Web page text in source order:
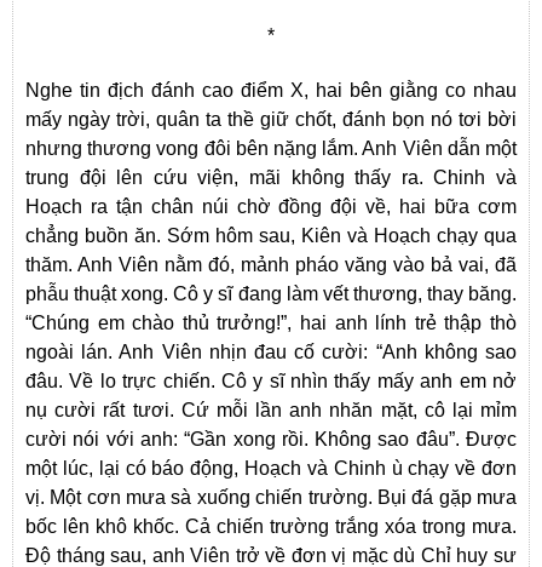
*
Nghe tin địch đánh cao điểm X, hai bên giằng co nhau
mấy ngày trời, quân ta thề giữ chốt, đánh bọn nó tơi bời
nhưng thương vong đôi bên nặng lắm. Anh Viên dẫn một
trung đội lên cứu viện, mãi không thấy ra. Chinh và
Hoạch ra tận chân núi chờ đồng đội về, hai bữa cơm
chẳng buồn ăn. Sớm hôm sau, Kiên và Hoạch chạy qua
thăm. Anh Viên nằm đó, mảnh pháo văng vào bả vai, đã
phẫu thuật xong. Cô y sĩ đang làm vết thương, thay băng.
“Chúng em chào thủ trưởng!”, hai anh lính trẻ thập thò
ngoài lán. Anh Viên nhịn đau cố cười: “Anh không sao
đâu. Về lo trực chiến. Cô y sĩ nhìn thấy mấy anh em nở
nụ cười rất tươi. Cứ mỗi lần anh nhăn mặt, cô lại mỉm
cười nói với anh: “Gần xong rồi. Không sao đâu”. Được
một lúc, lại có báo động, Hoạch và Chinh ù chạy về đơn
vị. Một cơn mưa sà xuống chiến trường. Bụi đá gặp mưa
bốc lên khô khốc. Cả chiến trường trắng xóa trong mưa.
Độ tháng sau, anh Viên trở về đơn vị mặc dù Chỉ huy sư